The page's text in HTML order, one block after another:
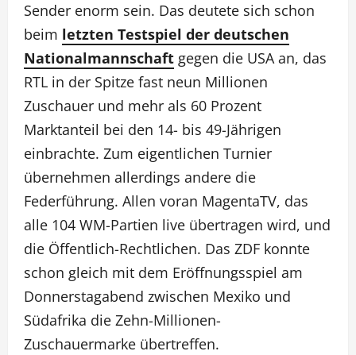
Sender enorm sein. Das deutete sich schon
beim letzten Testspiel der deutschen
Nationalmannschaft gegen die USA an, das
RTL in der Spitze fast neun Millionen
Zuschauer und mehr als 60 Prozent
Marktanteil bei den 14- bis 49-Jährigen
einbrachte. Zum eigentlichen Turnier
übernehmen allerdings andere die
Federführung. Allen voran MagentaTV, das
alle 104 WM-Partien live übertragen wird, und
die Öffentlich-Rechtlichen. Das ZDF konnte
schon gleich mit dem Eröffnungsspiel am
Donnerstagabend zwischen Mexiko und
Südafrika die Zehn-Millionen-
Zuschauermarke übertreffen.